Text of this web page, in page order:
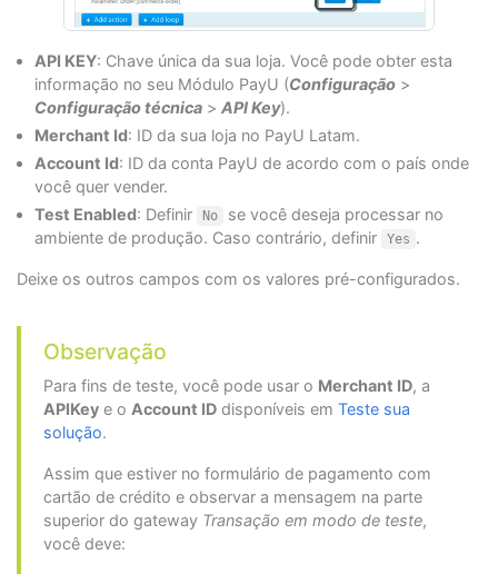
API KEY: Chave única da sua loja. Você pode obter esta
informação no seu Módulo PayU (Configuração >
Configuração técnica > API Key).
Merchant Id: ID da sua loja no PayU Latam.
Account Id: ID da conta PayU de acordo com o país onde
você quer vender.
Test Enabled: Definir No
se você deseja processar no
ambiente de produção. Caso contrário, definir
Yes .
Deixe os outros campos com os valores pré-configurados.
Observação
Para fins de teste, você pode usar o Merchant ID, a
APIKey e o Account ID disponíveis em Teste sua
solução.
Assim que estiver no formulário de pagamento com
cartão de crédito e observar a mensagem na parte
superior do gateway Transação em modo de teste,
você deve: